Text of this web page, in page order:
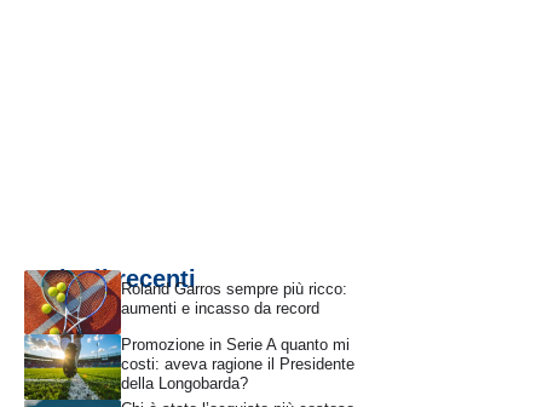
Articoli recentiRoland Garros sempre più ricco:
aumenti e incasso da record
Promozione in Serie A quanto mi
costi: aveva ragione il Presidente
della Longobarda?